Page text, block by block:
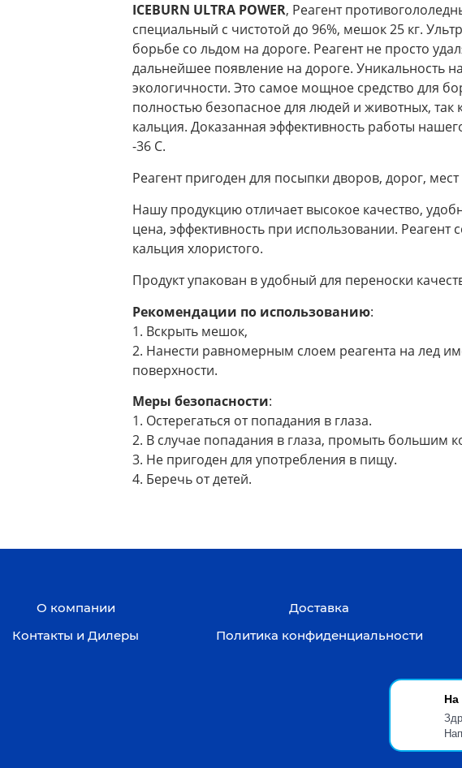
ICEBURN ULTRA POWER, Реагент
специальный с чистотой до 96%, мешок 25 кг.
борьбе со льдом на дороге. Реагент не просто
дальнейшее появление на дороге. Уникальность
экологичности. Это самое мощное средство для
полностью безопасное для людей и животных, так
кальция. Доказанная эффективность работы
-36 С.
Реагент пригоден для посыпки дворов, дорог,
Нашу продукцию отличает высокое качество,
цена, эффективность при использовании. Реагент
кальция хлористого.
Продукт упакован в удобный для переноски
Рекомендации по использованию:
1. Вскрыть мешок,
2. Нанести равномерным слоем реагента на лед
поверхности.
Меры безопасности:
1. Остерегаться от попадания в глаза.
2. В случае попадания в глаза, промыть большим
3. Не пригоден для употребления в пищу.
4. Беречь от детей.
О компании
Контакты и Дилеры
Доставка
Политика конфиденциальности